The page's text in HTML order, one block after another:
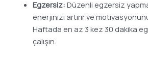
Egzersiz: Düzenli egzersiz
enerjinizi artırır ve
Haftada en az 3 kez 30 dakika
çalışın.